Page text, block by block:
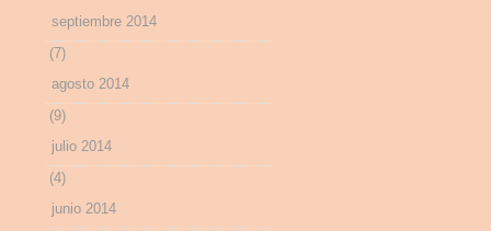
septiembre 2014
(7)
agosto 2014
(9)
julio 2014
(4)
junio 2014